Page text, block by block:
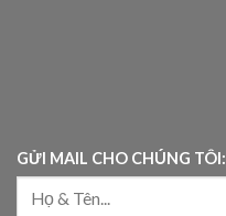
GỬI MAIL CHO CHÚNG TÔI: